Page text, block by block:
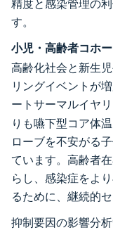
精度と感染管理の
す。
小児・高齢者コホ
高齢化社会と新生
リングイベントが
ートサーマルイヤ
りも嚥下型コア体
ローブを不安がる
ています。高齢者
らし、感染症をよ
るために、継続的
抑制要因の影響分析